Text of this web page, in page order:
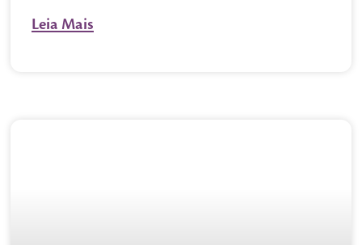
Leia Mais